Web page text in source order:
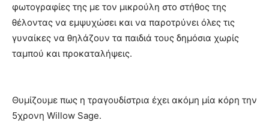
φωτογραφίες της με τον μικρούλη στο στήθος της
θέλοντας να εμψυχώσει και να παροτρύνει όλες τις
γυναίκες να θηλάζουν τα παιδιά τους δημόσια χωρίς
ταμπού και προκαταλήψεις.
Θυμίζουμε πως η τραγουδίστρια έχει ακόμη μία κόρη την
5χρονη Willow Sage.